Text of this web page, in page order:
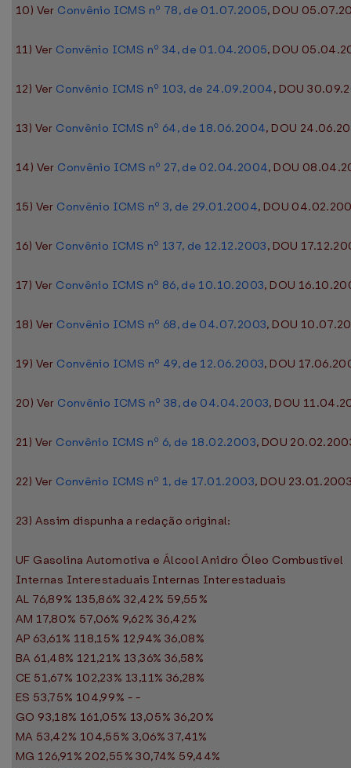
10) Ver Convênio ICMS nº 78, de 01.07.2005, DOU
11) Ver Convênio ICMS nº 34, de 01.04.2005, DOU
12) Ver Convênio ICMS nº 103, de 24.09.2004, DOU
13) Ver Convênio ICMS nº 64, de 18.06.2004, DOU
14) Ver Convênio ICMS nº 27, de 02.04.2004, DOU
15) Ver Convênio ICMS nº 3, de 29.01.2004, DOU
16) Ver Convênio ICMS nº 137, de 12.12.2003, DOU
17) Ver Convênio ICMS nº 86, de 10.10.2003, DOU
18) Ver Convênio ICMS nº 68, de 04.07.2003, DOU
19) Ver Convênio ICMS nº 49, de 12.06.2003, DOU
20) Ver Convênio ICMS nº 38, de 04.04.2003, DOU
21) Ver Convênio ICMS nº 6, de 18.02.2003, DOU
22) Ver Convênio ICMS nº 1, de 17.01.2003, DOU
23) Assim dispunha a redação original:
UF Gasolina Automotiva e Álcool Anidro Óleo Combustível
Internas Interestaduais Internas Interestaduais
AL 76,89% 135,86% 32,42% 59,55%
AM 17,80% 57,06% 9,62% 36,42%
AP 63,61% 118,15% 12,94% 36,08%
BA 61,48% 121,21% 13,36% 36,58%
CE 51,67% 102,23% 13,11% 36,28%
ES 53,75% 104,99% - -
GO 93,18% 161,05% 13,05% 36,20%
MA 53,42% 104,55% 3,06% 37,41%
MG 126,91% 202,55% 30,74% 59,44%